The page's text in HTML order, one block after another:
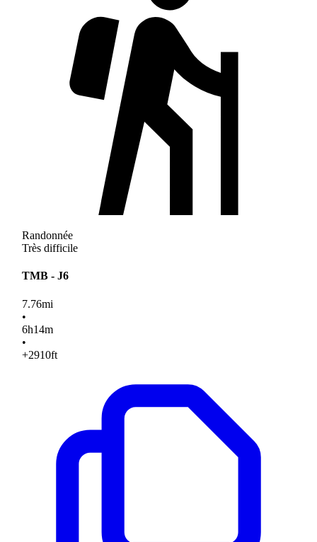
Randonnée
Très difficile
TMB - J6
7.76mi
•
6h14m
•
+2910ft